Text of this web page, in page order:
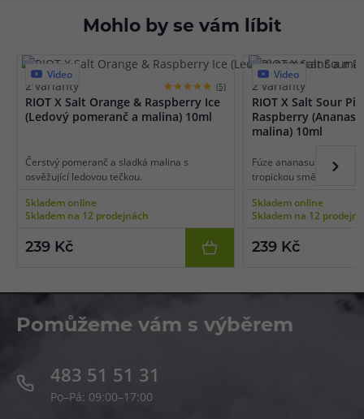
Mohlo by se vám líbit
Video
2 varianty (5)
RIOT X Salt Orange & Raspberry Ice
(Ledový pomeranč a malina) 10ml
Čerstvý pomeranč a sladká malina s
osvěžující ledovou tečkou.
Skladem online
Skladem na 12 prodejnách
239 Kč
Video
2 varianty
RIOT X Salt Sour
Raspberry (Ananas
malina) 10ml
Fúze ananasu a sladké
tropickou směs.
Skladem online
Skladem na 12
239 Kč
Pomůžeme vám s výběrem
483 51 51 31
Po–Pá: 09:00–17:00